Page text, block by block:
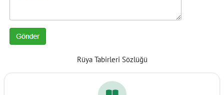
Rüya Tabirleri Sözlüğü